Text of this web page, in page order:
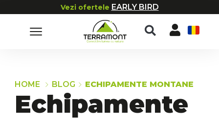
Vezi ofertele EARLY BIRD
HOME BLOG ECHIPAMENTE MONTANE
Echipamente